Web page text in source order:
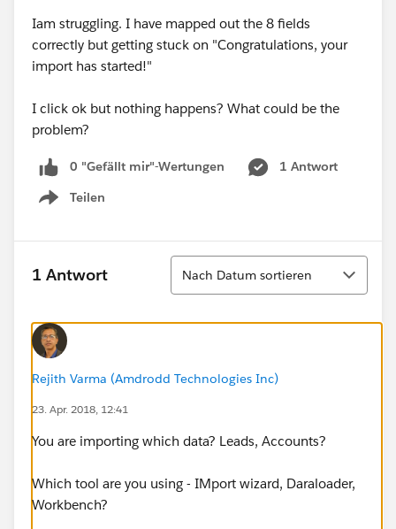
Iam struggling. I have mapped out the 8 fields
correctly but getting stuck on "Congratulations, your
import has started!"
I click ok but nothing happens? What could be the
problem?
0 "Gefällt mir"-Wertungen
1 Antwort
Teilen
Show menu
1 Antwort
Sortieren
Nach Datum sortieren
Rejith Varma (Amdrodd Technologies Inc)
23. Apr. 2018, 12:41
You are importing which data? Leads, Accounts?
Which tool are you using - IMport wizard, Daraloader,
Workbench?